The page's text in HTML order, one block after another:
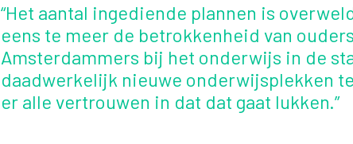
“Het aantal ingediende plannen is
eens te meer de betrokkenheid van
Amsterdammers bij het onderwijs in de
daadwerkelijk nieuwe onderwijsplekken
er alle vertrouwen in dat dat gaat lukken.”